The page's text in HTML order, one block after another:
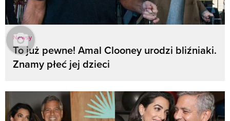
Newsy
To już pewne! Amal Clooney urodzi bliźniaki.
Znamy płeć jej dzieci